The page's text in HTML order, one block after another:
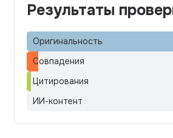
Результаты
Оригинальность
Совпадения
Цитирования
ИИ-контент